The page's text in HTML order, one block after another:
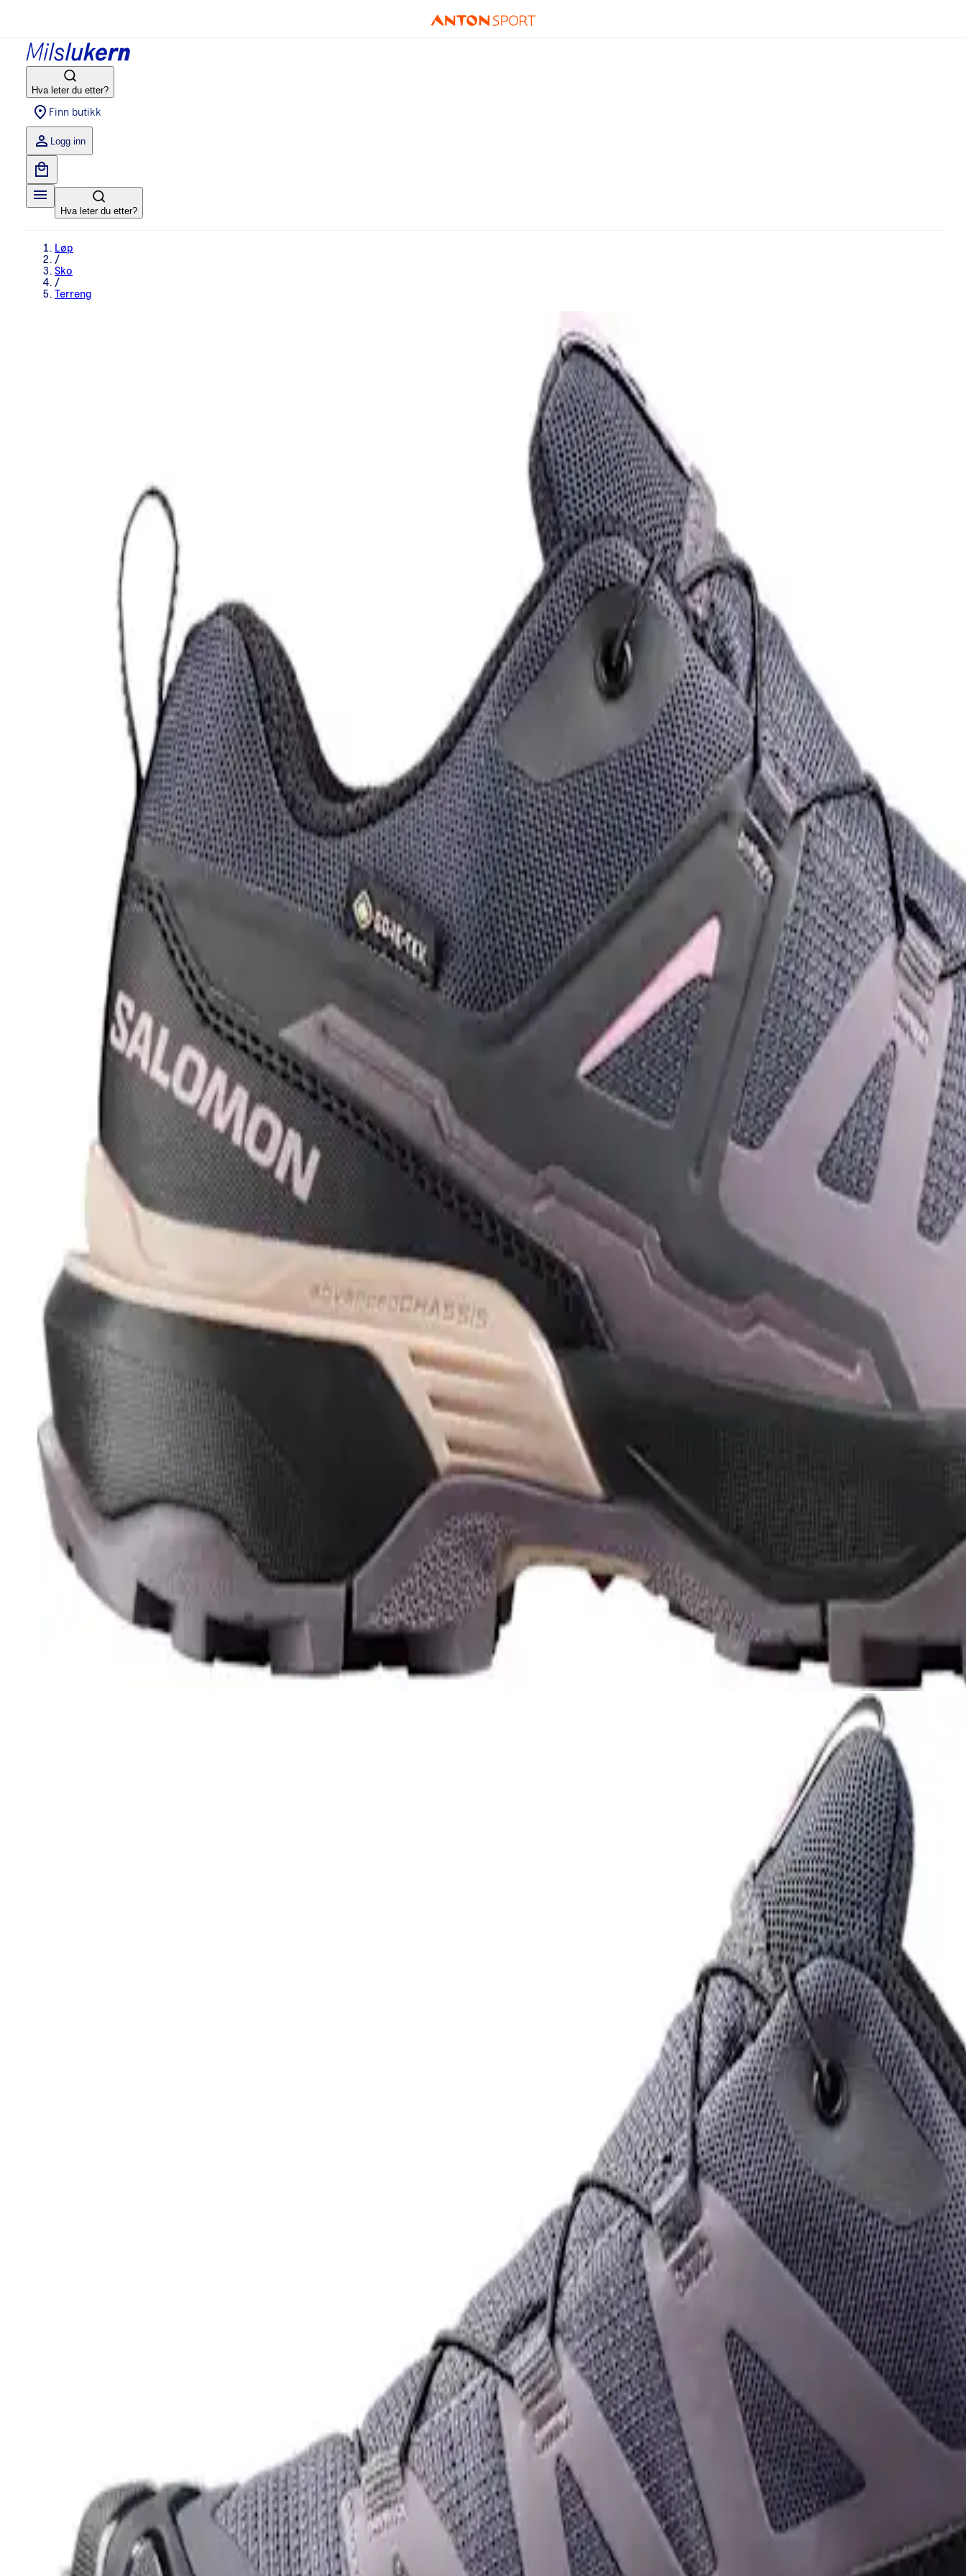
Hva leter du etter?
Finn butikk
Logg inn
Hva leter du etter?
Løp
/
Sko
/
Terreng